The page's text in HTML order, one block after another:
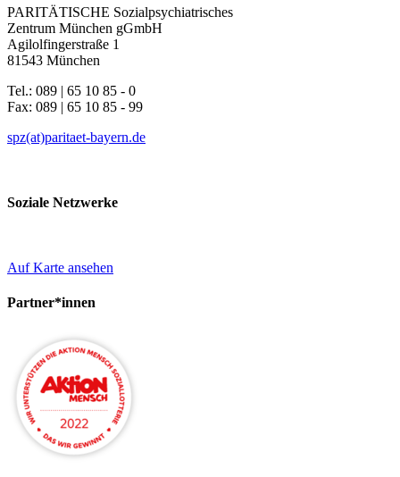
PARITÄTISCHE Sozialpsychiatrisches
Zentrum München gGmbH
Agilolfingerstraße 1
81543 München
Tel.: 089 | 65 10 85 - 0
Fax: 089 | 65 10 85 - 99
spz(at)paritaet-bayern.de
Soziale Netzwerke
Auf Karte ansehen
Partner*innen